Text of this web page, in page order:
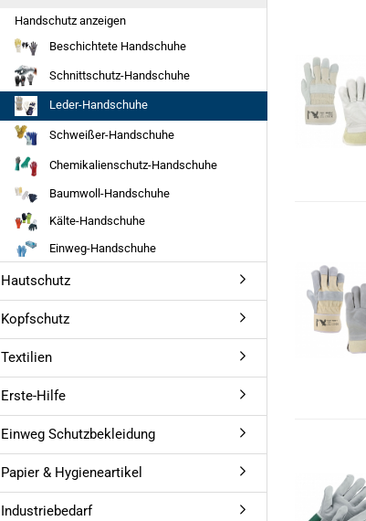
Handschutz anzeigen
Beschichtete Handschuhe
Schnittschutz-Handschuhe
Leder-Handschuhe
Schweißer-Handschuhe
Chemikalienschutz-Handschuhe
Baumwoll-Handschuhe
Kälte-Handschuhe
Einweg-Handschuhe
Hautschutz
Kopfschutz
Textilien
Erste-Hilfe
Einweg Schutzbekleidung
Papier & Hygieneartikel
Industriebedarf